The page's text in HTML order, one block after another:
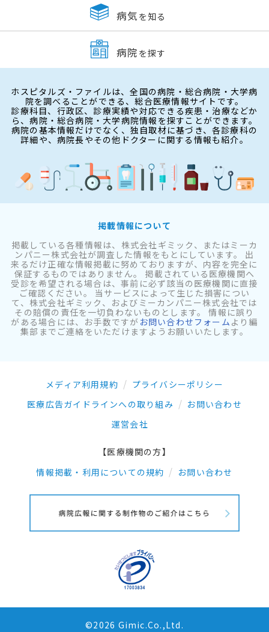
病気 を知る
病院 を探す
ホスピタルズ・ファイルは、全国の病院・総合病院・大学病
院を調べることができる、総合医療情報サイトです。
診療科目、行政区、診療実績や対応できる疾患・治療などか
ら、病院・総合病院・大学病院情報を探すことができます。
病院の基本情報だけでなく、独自取材に基づき、各診療科の
詳細や、病院長やその他ドクターに関する情報も紹介。
掲載情報について
掲載している各種情報は、株式会社ギミック、またはミーカ
ンパニー株式会社が調査した情報をもとにしています。 出
来るだけ正確な情報掲載に努めておりますが、内容を完全に
保証するものではありません。 掲載されている医療機関へ
受診を希望される場合は、事前に必ず該当の医療機関に直接
ご確認ください。 当サービスによって生じた損害につい
て、株式会社ギミック、およびミーカンパニー株式会社では
その賠償の責任を一切負わないものとします。 情報に誤り
がある場合には、お手数ですが お問い合わせフォーム より編
集部までご連絡をいただけますようお願いいたします。
メディア利用規約
プライバシーポリシー
医療広告ガイドラインへの取り組み
お問い合わせ
運営会社
【医療機関の方】
情報掲載・利用についての規約
お問い合わせ
©2026 Gimic.Co.,Ltd.